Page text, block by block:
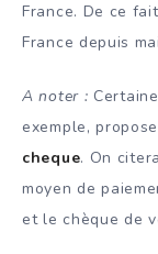
France. De ce
France depuis
A noter :
exemple,
cheque. On
moyen de
et le chèque de